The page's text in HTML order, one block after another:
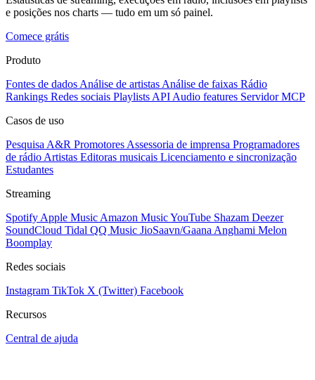
e posições nos charts — tudo em um só painel.
Comece grátis
Produto
Fontes de dados Análise de artistas Análise de faixas Rádio
Rankings Redes sociais Playlists API Audio features Servidor MCP
Casos de uso
Pesquisa A&R Promotores Assessoria de imprensa Programadores
de rádio Artistas Editoras musicais Licenciamento e sincronização
Estudantes
Streaming
Spotify Apple Music Amazon MusicYouTube Shazam Deezer
SoundCloud Tidal QQ Music JioSaavn/Gaana Anghami Melon
Boomplay
Redes sociais
Instagram TikTok X (Twitter) Facebook
Recursos
Central de ajuda